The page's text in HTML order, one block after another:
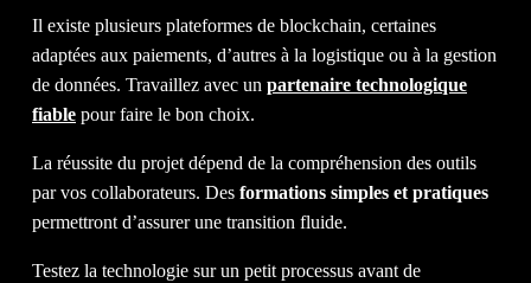
Il existe plusieurs plateformes de blockchain, certaines
adaptées aux paiements, d’autres à la logistique ou à la gestion
de données. Travaillez avec un partenaire technologique
fiable pour faire le bon choix.
La réussite du projet dépend de la compréhension des outils
par vos collaborateurs. Des formations simples et pratiques
permettront d’assurer une transition fluide.
Testez la technologie sur un petit processus avant de